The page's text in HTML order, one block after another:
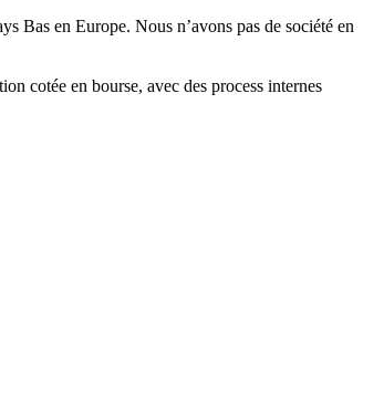
Bas en Europe. Nous n’avons pas de société en
cotée en bourse, avec des process internes